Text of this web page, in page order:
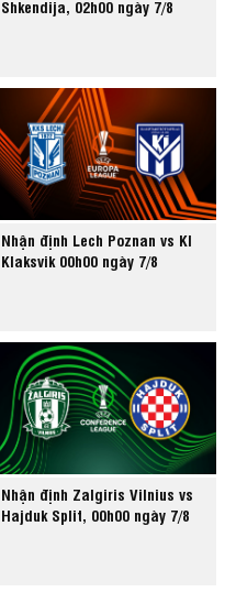
Shkendija, 02h00 ngày 7/8
Nhận định Lech Poznan vs KI
Klaksvik 00h00 ngày 7/8
Nhận định Zalgiris Vilnius vs
Hajduk Split, 00h00 ngày 7/8